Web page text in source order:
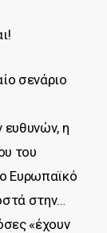
σενάριο
ευθυνών, η
του
Ευρωπαϊκό
στην…
«έχουν